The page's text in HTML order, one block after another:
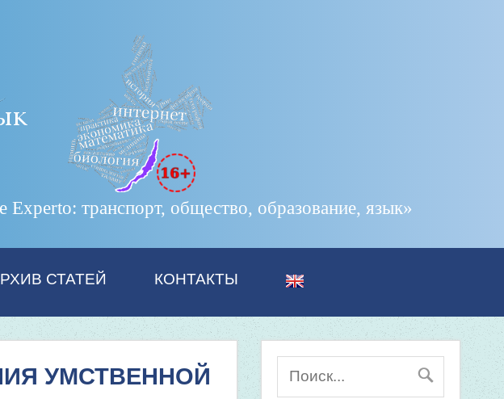
транспорт, общество, образование, язык»
СТАТЕЙ КОНТАКТЫ
УМСТВЕННОЙ